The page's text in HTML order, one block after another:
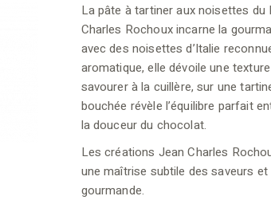
La pâte à tartiner aux noisettes du
Charles Rochoux incarne la
avec des noisettes d’Italie
aromatique, elle dévoile une
savourer à la cuillère, sur une
bouchée révèle l’équilibre parfait
la douceur du chocolat.
Les créations Jean Charles
une maîtrise subtile des saveurs
gourmande.